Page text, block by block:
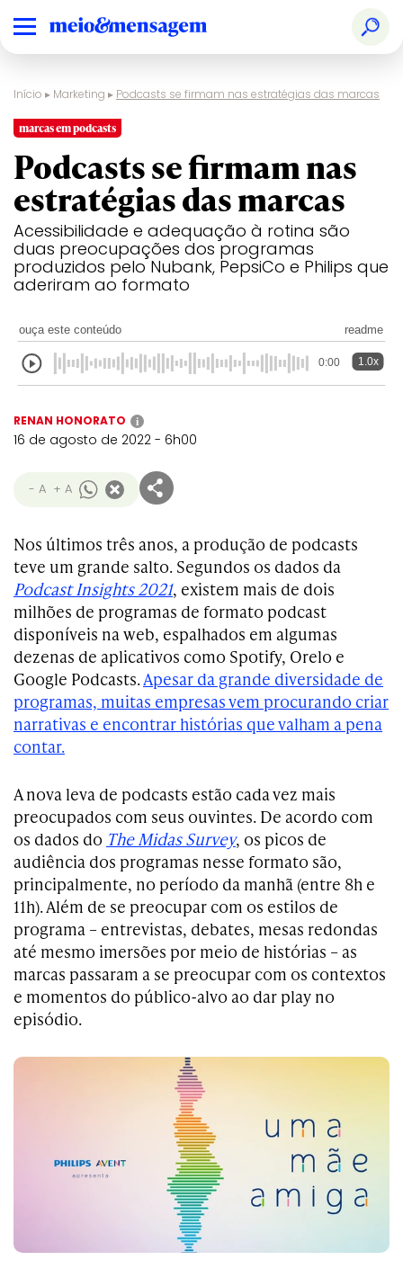
Início ▸ Marketing ▸ Podcasts se firmam nas estratégias das marcas
marcas em podcasts
Podcasts se firmam nas
estratégias das marcas
Acessibilidade e adequação à rotina são
duas preocupações dos programas
produzidos pelo Nubank, PepsiCo e Philips que
aderiram ao formato
ouça este conteúdo readme
0:00 1.0x
RENAN HONORATO i
16 de agosto de 2022 - 6h00
- A + A
Nos últimos três anos, a produção de podcasts
teve um grande salto. Segundos os dados da
Podcast Insights 2021, existem mais de dois
milhões de programas de formato podcast
disponíveis na web, espalhados em algumas
dezenas de aplicativos como Spotify, Orelo e
Google Podcasts.Apesar da grande diversidade de
programas, muitas empresas vem procurando criar
narrativas e encontrar histórias que valham a pena
contar.
A nova leva de podcasts estão cada vez mais
preocupados com seus ouvintes. De acordo com
os dados do The Midas Survey, os picos de
audiência dos programas nesse formato são,
principalmente, no período da manhã (entre 8h e
11h). Além de se preocupar com os estilos de
programa – entrevistas, debates, mesas redondas
até mesmo imersões por meio de histórias – as
marcas passaram a se preocupar com os contextos
e momentos do público-alvo ao dar play no
episódio.